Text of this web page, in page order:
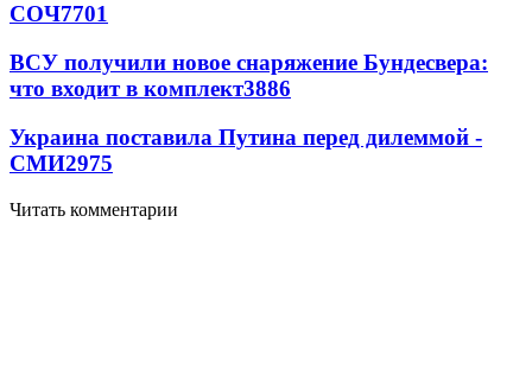
СОЧ7701
ВСУ получили новое снаряжение Бундесвера:
что входит в комплект3886
Украина поставила Путина перед дилеммой -
СМИ2975
Читать комментарии